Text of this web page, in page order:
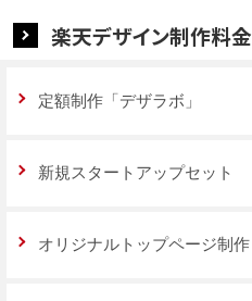
楽天デザイン制作料金
定額制作「デザラボ」
新規スタートアップセット
オリジナルトップページ制作